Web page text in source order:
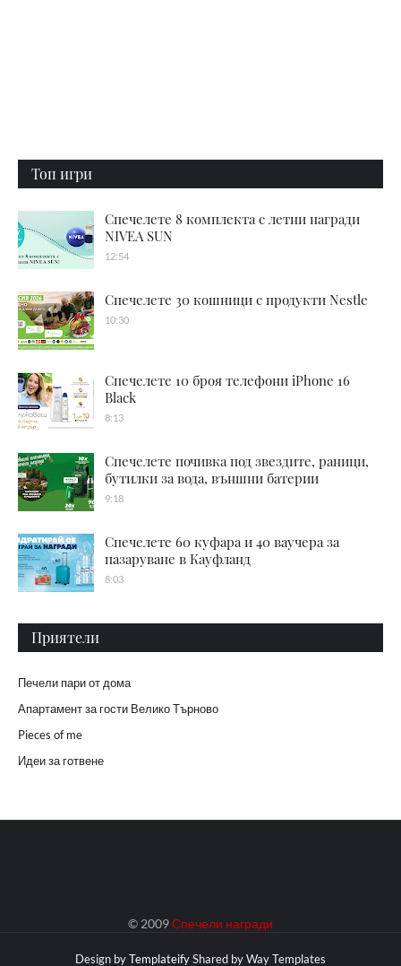
Топ игри
Спечелете 8 комплекта с летни награди
NIVEA SUN
12:54
Спечелете 30 кошници с продукти Nestle
10:30
Спечелете 10 броя телефони iPhone 16
Black
8:13
Спечелете почивка под звездите, раници,
бутилки за вода, външни батерии
9:18
Спечелете 60 куфара и 40 ваучера за
пазаруване в Кауфланд
8:03
Приятели
Печели пари от дома
Апартамент за гости Велико Търново
Pieces of me
Идеи за готвене
© 2009Спечели награди
Design byTemplateifyShared byWay Templates